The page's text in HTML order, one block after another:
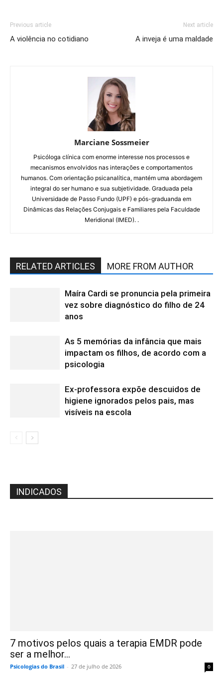
Previous article
A violência no cotidiano
Next article
A inveja é uma maldade
Marciane Sossmeier
Psicóloga clínica com enorme interesse nos processos e
mecanismos envolvidos nas interações e comportamentos
humanos. Com orientação psicanalítica, mantém uma abordagem
integral do ser humano e sua subjetividade. Graduada pela
Universidade de Passo Fundo (UPF) e pós-graduanda em
Dinâmicas das Relações Conjugais e Familiares pela Faculdade
Meridional (IMED). .
RELATED ARTICLES MORE FROM AUTHOR
Maíra Cardi se pronuncia pela primeira
vez sobre diagnóstico do filho de 24
anos
As 5 memórias da infância que mais
impactam os filhos, de acordo com a
psicologia
Ex-professora expõe descuidos de
higiene ignorados pelos pais, mas
visíveis na escola
INDICADOS
7 motivos pelos quais a terapia EMDR pode
ser a melhor...
Psicologias do Brasil - 27 de julho de 2026 0